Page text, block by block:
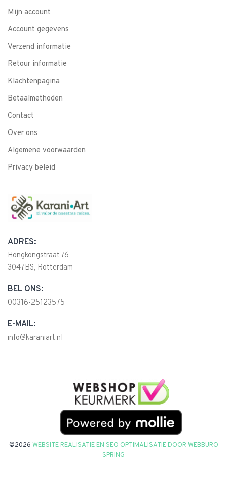
Mijn account
Account gegevens
Verzend informatie
Retour informatie
Klachtenpagina
Betaalmethoden
Contact
Over ons
Algemene voorwaarden
Privacy beleid
ADRES:
Hongkongstraat 76
3047BS, Rotterdam
BEL ONS:
00316-25123575
E-MAIL:
info@karaniart.nl
©2026 WEBSITE REALISATIE EN SEO OPTIMALISATIE DOOR WEBBURO
SPRING